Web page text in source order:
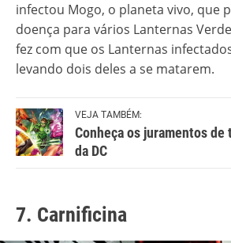
infectou Mogo, o planeta vivo, que
doença para vários Lanternas
fez com que os Lanternas
levando dois deles a se matarem.
VEJA TAMBÉM:
Conheça os juramentos
da DC
7. Carnificina